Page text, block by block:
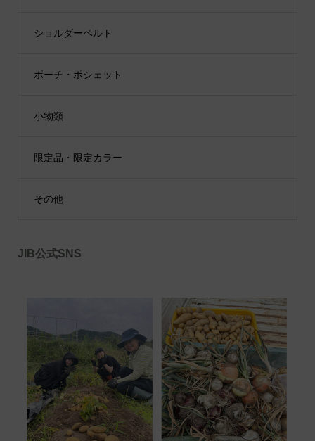
ショルダーベルト
ポーチ・ポシェット
小物類
限定品・限定カラー
その他
JIB公式SNS